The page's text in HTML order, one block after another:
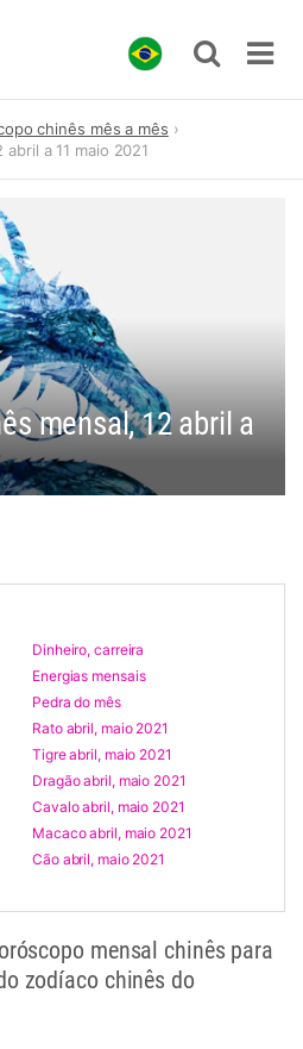
chinês mês a mês
a 11 maio 2021
mensal, 12 abril a
Dinheiro, carreira
Energias mensais
Pedra do mês
Rato abril, maio 2021
Tigre abril, maio 2021
Dragão abril, maio 2021
Cavalo abril, maio 2021
Macaco abril, maio 2021
Cão abril, maio 2021
mensal chinês para
zodíaco chinês do